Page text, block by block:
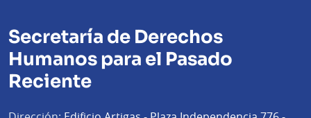
Secretaría de Derechos
Humanos para el Pasado
Reciente